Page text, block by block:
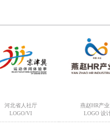
河北省人社厅
LOGO/VI
燕赵HR产
LOGO 设